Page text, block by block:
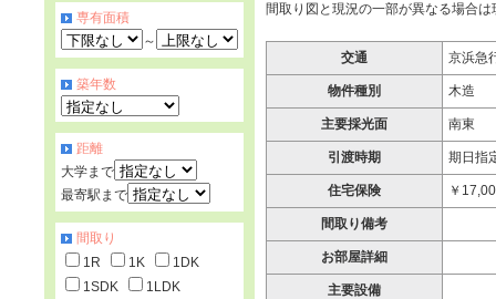
間取り図と現況の一部が異なる場合
交通 京浜急
物件種別 木造
主要採光面 南東
引渡時期 期日指
住宅保険 ￥
間取り備考
お部屋詳細
主要設備
専有面積
～
築年数
距離
大学まで
最寄駅まで
間取り
1R
1K
1DK
1SDK
1LDK